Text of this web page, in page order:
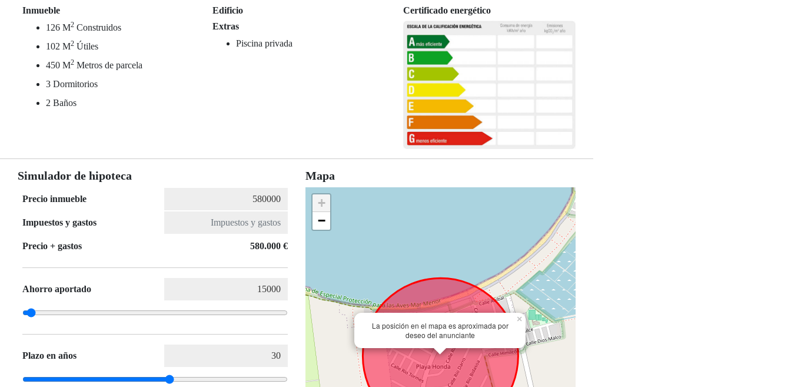
Inmueble
126 M2 Construidos
102 M2 Útiles
450 M2 Metros de parcela
3 Dormitorios
2 Baños
Edificio
Extras
Piscina privada
Certificado energético
Simulador de hipoteca
Precio inmueble
Impuestos y gastos
Precio + gastos 580.000 €
Ahorro aportado
Plazo en años
Mapa
La posición en el mapa es aproximada por
deseo del anunciante
×
+
−